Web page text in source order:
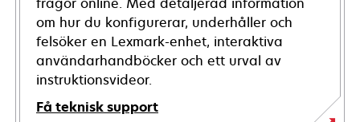
om hur du konfigurerar, underhåller och
felsöker en Lexmark-enhet, interaktiva
användarhandböcker och ett urval av
instruktionsvideor.
Få teknisk support